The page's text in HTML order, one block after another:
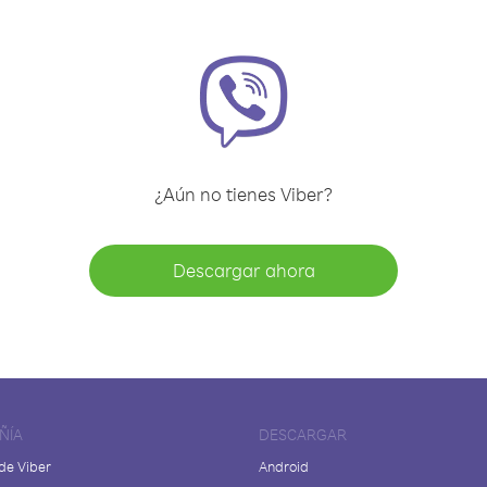
¿Aún no tienes Viber?
Descargar ahora
Viber
DESCARGAR
Android